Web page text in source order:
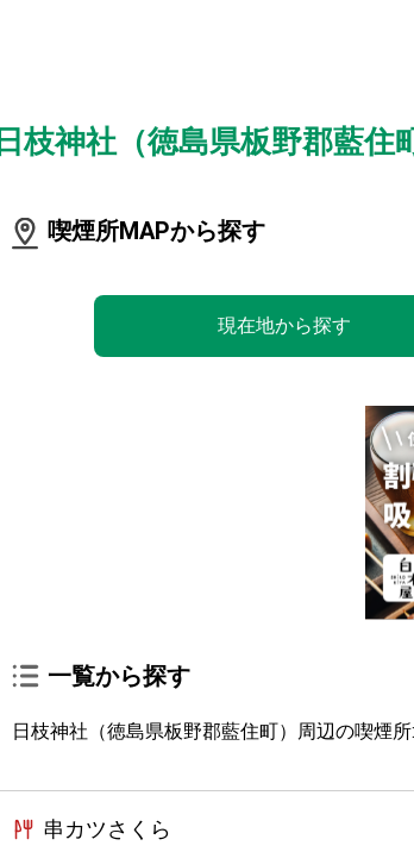
日枝神社（徳島県板野郡藍
喫煙所MAPから探す
現在地から探す
一覧から探す
日枝神社（徳島県板野郡藍住町）周辺の喫煙所:
串カツさくら